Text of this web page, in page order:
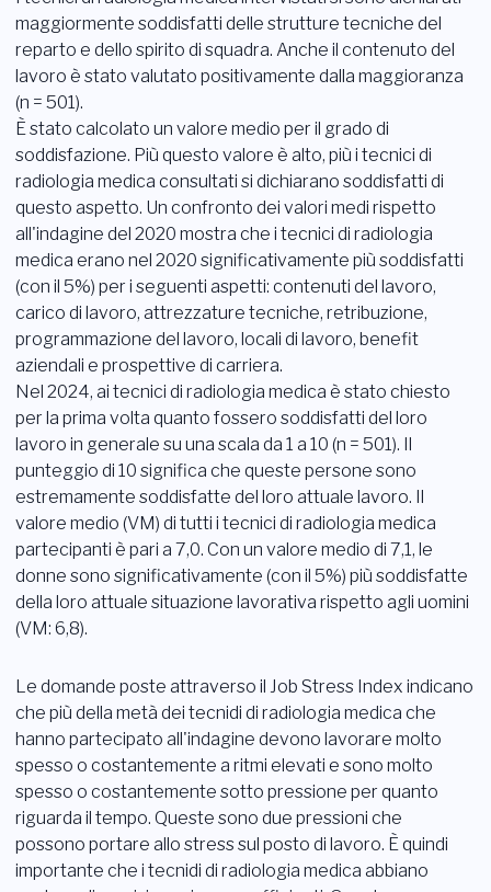
maggiormente soddisfatti delle strutture tecniche del
reparto e dello spirito di squadra. Anche il contenuto del
lavoro è stato valutato positivamente dalla maggioranza
(n = 501).
È stato calcolato un valore medio per il grado di
soddisfazione. Più questo valore è alto, più i tecnici di
radiologia medica consultati si dichiarano soddisfatti di
questo aspetto. Un confronto dei valori medi rispetto
all'indagine del 2020 mostra che i tecnici di radiologia
medica erano nel 2020 significativamente più soddisfatti
(con il 5%) per i seguenti aspetti: contenuti del lavoro,
carico di lavoro, attrezzature tecniche, retribuzione,
programmazione del lavoro, locali di lavoro, benefit
aziendali e prospettive di carriera.
Nel 2024, ai tecnici di radiologia medica è stato chiesto
per la prima volta quanto fossero soddisfatti del loro
lavoro in generale su una scala da 1 a 10 (n = 501). Il
punteggio di 10 significa che queste persone sono
estremamente soddisfatte del loro attuale lavoro. Il
valore medio (VM) di tutti i tecnici di radiologia medica
partecipanti è pari a 7,0. Con un valore medio di 7,1, le
donne sono significativamente (con il 5%) più soddisfatte
della loro attuale situazione lavorativa rispetto agli uomini
(VM: 6,8).
Le domande poste attraverso il Job Stress Index indicano
che più della metà dei tecnidi di radiologia medica che
hanno partecipato all'indagine devono lavorare molto
spesso o costantemente a ritmi elevati e sono molto
spesso o costantemente sotto pressione per quanto
riguarda il tempo. Queste sono due pressioni che
possono portare allo stress sul posto di lavoro. È quindi
importante che i tecnidi di radiologia medica abbiano